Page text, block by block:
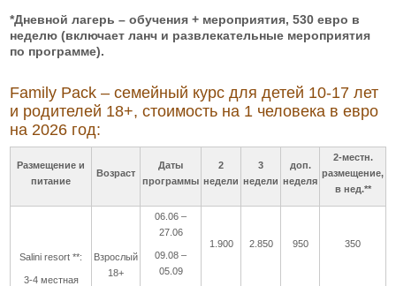
*Дневной лагерь – обучения + мероприятия, 530 евро в
неделю (включает ланч и развлекательные мероприятия
по программе).
Family Pack – семейный курс для детей 10-17 лет
и родителей 18+, стоимость на 1 человека в евро
на 2026 год:
Размещение и
питание
Возраст
Даты
программы
2
недели
3
недели
доп.
неделя
2-местн.
размещение,
в нед.**
Salini resort **:
3-4 местная
Взрослый
18+
06.06 –
27.06
09.08 –
05.09
1.900 2.850 950 350